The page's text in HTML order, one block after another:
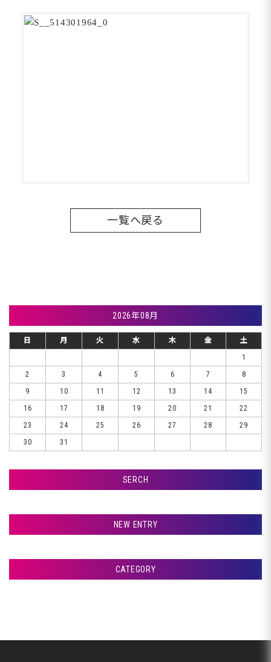
一覧へ戻る
2026年08月
日 月 火 水 木 金
土
1
2
3 4 5 6 7
8
9
10 11 12 13 14
15
16
17 18 19 20 21
22
23
24 25 26 27 28
29
30
31
SERCH
NEW ENTRY
室蘭市Ｇ様ランクル、パテ入れです♪
室蘭市Ｇ様ランクル、錆取り完了です♪
CATEGORY
美装